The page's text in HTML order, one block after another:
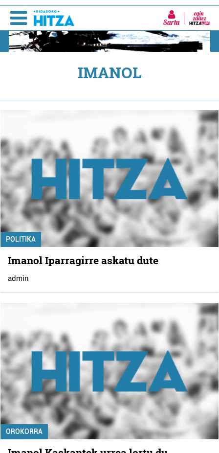
Sartu
IMANOL
POLITIKA
Imanol Iparragirre askatu dute
admin
OROKORRA